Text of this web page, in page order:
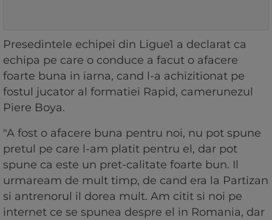
Presedintele echipei din Ligue1 a declarat ca
echipa pe care o conduce a facut o afacere
foarte buna in iarna, cand l-a achizitionat pe
fostul jucator al formatiei Rapid, camerunezul
Piere Boya.
"A fost o afacere buna pentru noi, nu pot spune
pretul pe care l-am platit pentru el, dar pot
spune ca este un pret-calitate foarte bun. Il
urmaream de mult timp, de cand era la Partizan
si antrenorul il dorea mult. Am citit si noi pe
internet ce se spunea despre el in Romania, dar